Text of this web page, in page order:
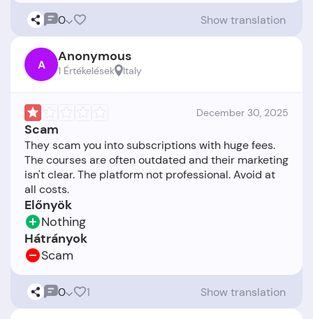
0 Show translation
A Anonymous
1 Értékelések Italy
December 30, 2025
Scam
They scam you into subscriptions with huge fees.
The courses are often outdated and their marketing
isn't clear. The platform not professional. Avoid at
Előnyök
Nothing
Hátrányok
Scam
0 1 Show translation